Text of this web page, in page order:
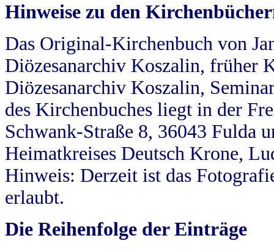
Hinweise zu den
Das Original-Kirchenbuch von
Diözesanarchiv Koszalin, früher
Diözesanarchiv Koszalin,
des Kirchenbuches liegt in der
Schwank-Straße 8, 36043 Fulda
Heimatkreises Deutsch Krone,
Hinweis: Derzeit ist das
erlaubt.
Die Reihenfolge der Einträge